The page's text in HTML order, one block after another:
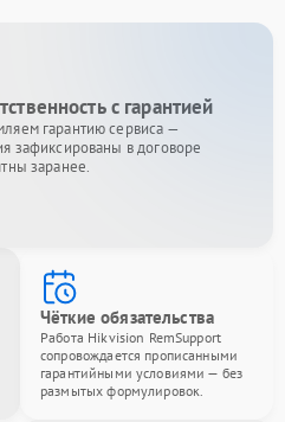
с гарантией
гарантию сервиса —
зафиксированы в договоре
заранее.
Чёткие обязательства
Работа Hikvision RemSupport
сопровождается прописанными
гарантийными условиями — без
размытых формулировок.